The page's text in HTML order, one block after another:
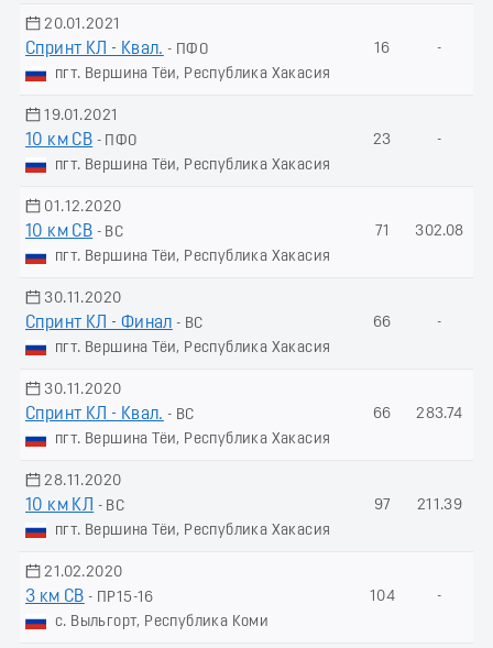
20.01.2021
Спринт КЛ - Квал. - ПФО
пгт. Вершина Тёи, Республика Хакасия
16 -
19.01.2021
10 км СВ - ПФО
пгт. Вершина Тёи, Республика Хакасия
23 -
01.12.2020
10 км СВ - ВС
пгт. Вершина Тёи, Республика Хакасия
71 302.08
30.11.2020
Спринт КЛ - Финал - ВС
пгт. Вершина Тёи, Республика Хакасия
66 -
30.11.2020
Спринт КЛ - Квал. - ВС
пгт. Вершина Тёи, Республика Хакасия
66 283.74
28.11.2020
10 км КЛ
- ВС
пгт. Вершина Тёи, Республика Хакасия
97 211.39
21.02.2020
3 км СВ - ПР15-16
с. Выльгорт, Республика Коми
104 -